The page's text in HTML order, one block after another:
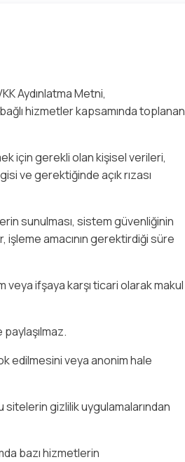
Aydınlatma Metni,
hizmetler kapsamında toplanan
için gerekli olan kişisel verileri,
ve gerektiğinde açık rızası
sunulması, sistem güvenliğinin
işleme amacının gerektirdiği süre
veya ifşaya karşı ticari olarak makul
edilmesini veya anonim hale
gizlilik uygulamalarından
bazı hizmetlerin